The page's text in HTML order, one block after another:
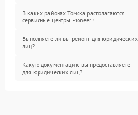
В каких районах Томска располагаются
сервисные центры Pioneer?
Выполняете ли вы ремонт для юридических
лиц?
Какую документацию вы предоставляете
для юридических лиц?